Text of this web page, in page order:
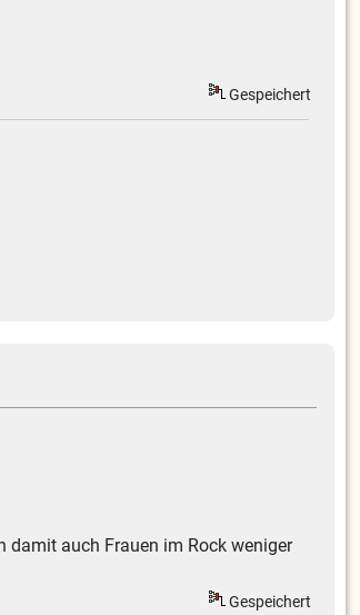
Gespeichert
damit auch Frauen im Rock weniger
Gespeichert